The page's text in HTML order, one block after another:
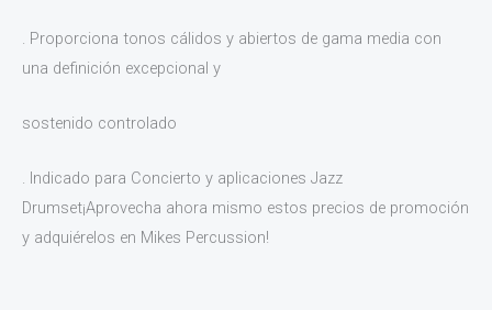
. Proporciona tonos cálidos y abiertos de gama media con
una definición excepcional y
sostenido controlado
. Indicado para Concierto y aplicaciones Jazz
Drumset¡Aprovecha ahora mismo estos precios de promoción
y adquiérelos en Mikes Percussion!